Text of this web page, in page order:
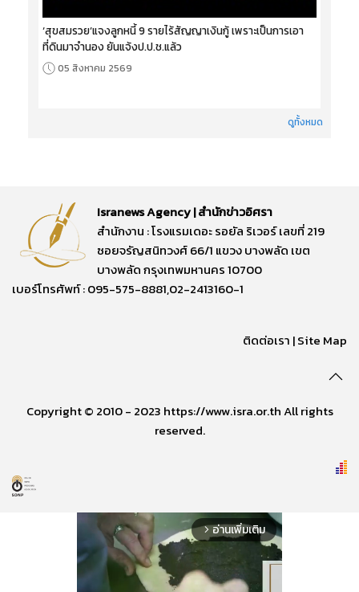
‘สุขสมรวย’แจงลูกหนี้ 9 รายไร้สัญญาเงินกู้ เพราะเป็นการเอา
ที่ดินมาจำนอง ยันแจ้งป.ป.ช.แล้ว
05 สิงหาคม 2569
ดูทั้งหมด
Isranews Agency | สำนักข่าวอิศรา
สำนักงาน : โรงแรมเดอะ รอยัล ริเวอร์ เลขที่ 219
ซอยจรัญสนิทวงศ์ 66/1 แขวง บางพลัด เขต
บางพลัด กรุงเทพมหานคร 10700
เบอร์โทรศัพท์ : 095-575-8881,02-2413160-1
ติดต่อเรา |Site Map
Copyright © 2010 - 2023 https://www.isra.or.th All rights
reserved.
arrow_forward_ios อ่านเพิ่มเติม